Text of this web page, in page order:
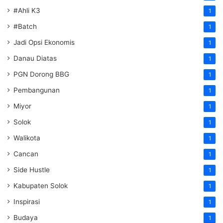
#Ahli K3 1
#Batch 1
Jadi Opsi Ekonomis 1
Danau Diatas 1
PGN Dorong BBG 1
Pembangunan 1
Miyor 1
Solok 1
Walikota 1
Cancan 1
Side Hustle 1
Kabupaten Solok 1
Inspirasi 1
Budaya 1